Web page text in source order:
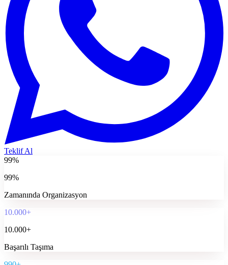
Teklif Al
99%
99%
Zamanında Organizasyon
10.000+
10.000+
Başarılı Taşıma